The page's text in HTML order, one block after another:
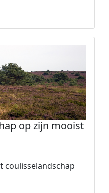
op zijn mooist
coulisselandschap